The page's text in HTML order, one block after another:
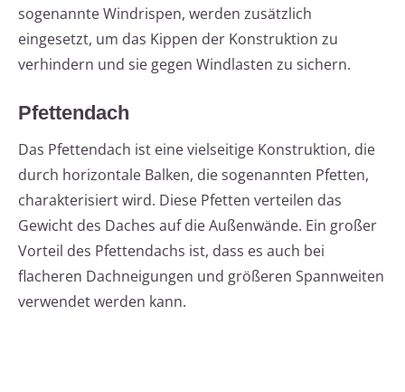
sogenannte Windrispen, werden zusätzlich
eingesetzt, um das Kippen der Konstruktion zu
verhindern und sie gegen Windlasten zu sichern.
Pfettendach
Das Pfettendach ist eine vielseitige Konstruktion, die
durch horizontale Balken, die sogenannten Pfetten,
charakterisiert wird. Diese Pfetten verteilen das
Gewicht des Daches auf die Außenwände. Ein großer
Vorteil des Pfettendachs ist, dass es auch bei
flacheren Dachneigungen und größeren Spannweiten
verwendet werden kann.